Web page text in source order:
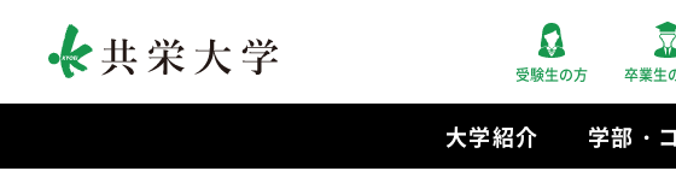
受験生の方 卒業生
大学紹介 学部・